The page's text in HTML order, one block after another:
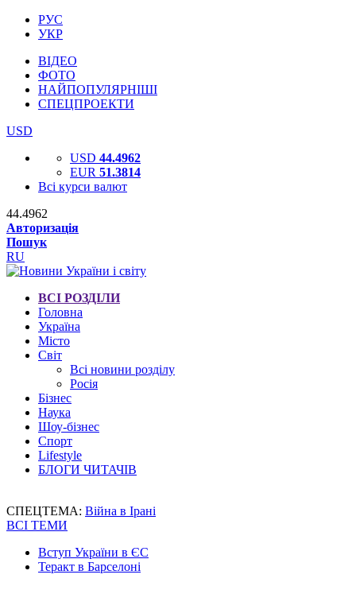
РУС
УКР
ВІДЕО
ФОТО
НАЙПОПУЛЯРНІШІ
СПЕЦПРОЕКТИ
USD
USD 44.4962
EUR 51.3814
Всі курси валют
44.4962
Авторизація
Пошук
RU
ВСІ РОЗДІЛИ
Головна
Україна
Місто
Світ
Всі новини розділу
Росія
Бізнес
Наука
Шоу-бізнес
Спорт
Lifestyle
БЛОГИ ЧИТАЧІВ
СПЕЦТЕМА: Війна в Ірані
ВСІ ТЕМИ
Вступ України в ЄС
Теракт в Барселоні